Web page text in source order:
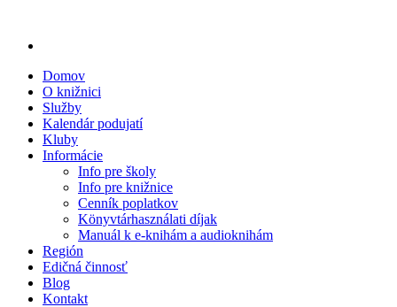
Domov
O knižnici
Služby
Kalendár podujatí
Kluby
Informácie
Info pre školy
Info pre knižnice
Cenník poplatkov
Könyvtárhasználati díjak
Manuál k e-knihám a audioknihám
Región
Edičná činnosť
Blog
Kontakt